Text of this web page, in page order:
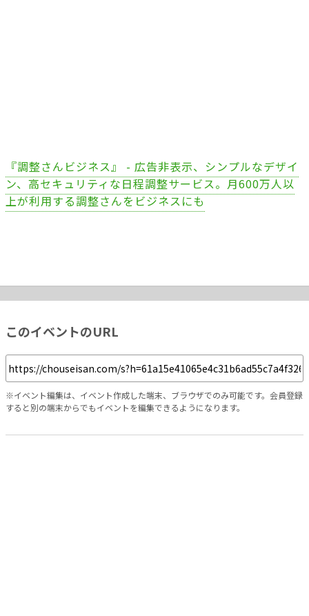
『調整さんビジネス』 - 広告非表示、シンプルなデザイ
ン、高セキュリティな日程調整サービス。月600万人以
上が利用する調整さんをビジネスにも
このイベントのURL
※イベント編集は、イベント作成した端末、ブラウザでのみ可能です。会員登録
すると別の端末からでもイベントを編集できるようになります。